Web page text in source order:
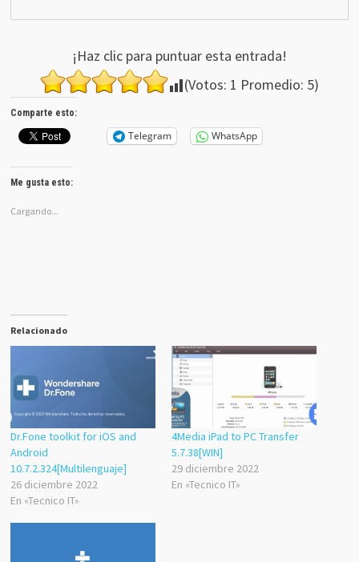
¡Haz clic para puntuar esta entrada!
(Votos: 1 Promedio: 5)
Comparte esto:
Telegram WhatsApp
Me gusta esto:
Cargando...
Relacionado
Dr.Fone toolkit for iOS and
Android
10.7.2.324[Multilenguaje]
26 diciembre 2022
En «Tecnico IT»
4Media iPad to PC Transfer
5.7.38[WIN]
29 diciembre 2022
En «Tecnico IT»